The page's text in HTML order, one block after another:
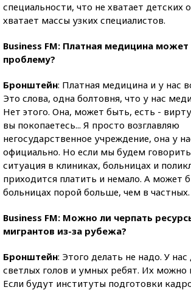
специальности, что не хватает детских
хватает массы узких специалистов.
Business FM: Платная медицина
проблему?
Бронштейн: Платная медицина и у нас
Это слова, одна болтовня, что у нас
Нет этого. Она, может быть, есть -
вы покопаетесь... Я просто возглавляю
негосударственное учреждение, она у
официально. Но если мы будем
ситуация в клиниках, больницах и
приходится платить и немало. А может
больницах порой больше, чем в частных.
Business FM: Можно ли черпать
мигрантов из-за рубежа?
Бронштейн: Этого делать не надо. У
светлых голов и умных ребят. Их можно
Если будут институты подготовки